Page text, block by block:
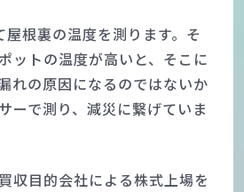
根裏の温度を測ります。そ
ットの温度が高いと、そこに
れの原因になるのではないか
ーで測り、減災に繋げていま
収目的会社による株式上場を